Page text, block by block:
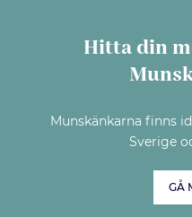
Hitta din
Munskänkarna finns
Sverige
GÅ